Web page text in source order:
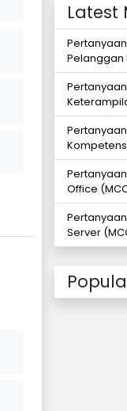
Latest
Pelanggan
Office
Server